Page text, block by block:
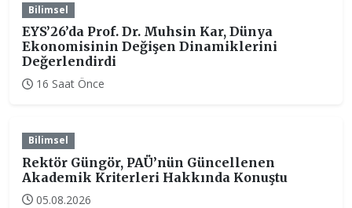
Bilimsel
EYS’26’da Prof. Dr. Muhsin Kar, Dünya
Ekonomisinin Değişen Dinamiklerini
Değerlendirdi
16 Saat Önce
Bilimsel
Rektör Güngör, PAÜ’nün Güncellenen
Akademik Kriterleri Hakkında Konuştu
05.08.2026